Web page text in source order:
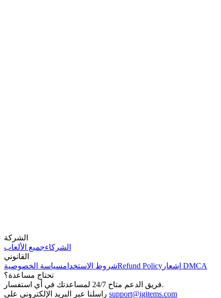
الشركة
الشركاءجميع الألعاب
القانوني
شروط الاستخدامسياسة الخصوصية Refund Policy
إشعار DMCA
تحتاج مساعدة؟
فريق الدعم متاح 24/7 لمساعدتك في أي استفسار.
support@igitems.com